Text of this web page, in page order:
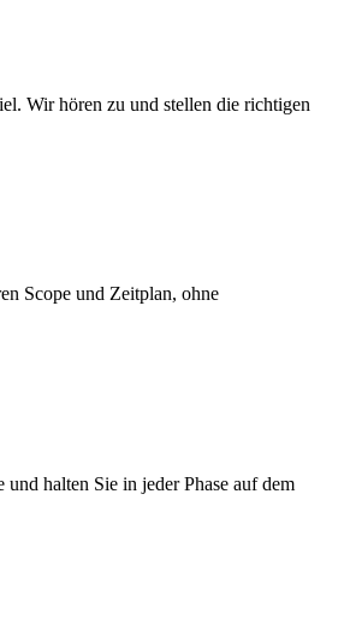
Wir hören zu und stellen die richtigen
Scope und Zeitplan, ohne
und halten Sie in jeder Phase auf dem